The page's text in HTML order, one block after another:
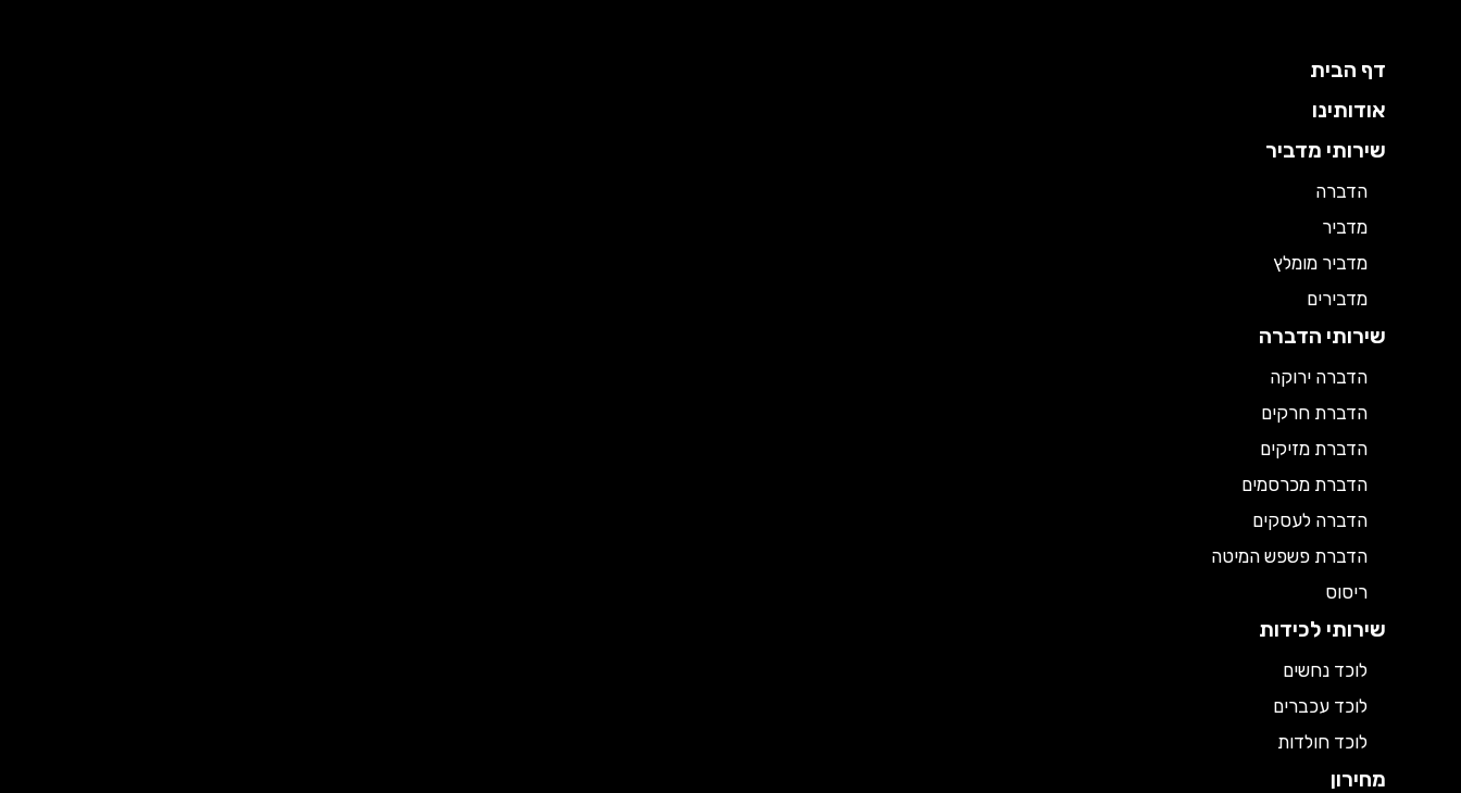
דף הבית
אודותינו
שירותי מדביר
הדברה
מדביר
מדביר מומלץ
מדבירים
שירותי הדברה
הדברה ירוקה
הדברת חרקים
הדברת מזיקים
הדברת מכרסמים
הדברה לעסקים
הדברת פשפש המיטה
ריסוס
שירותי לכידות
לוכד נחשים
לוכד עכברים
לוכד חולדות
מחירון